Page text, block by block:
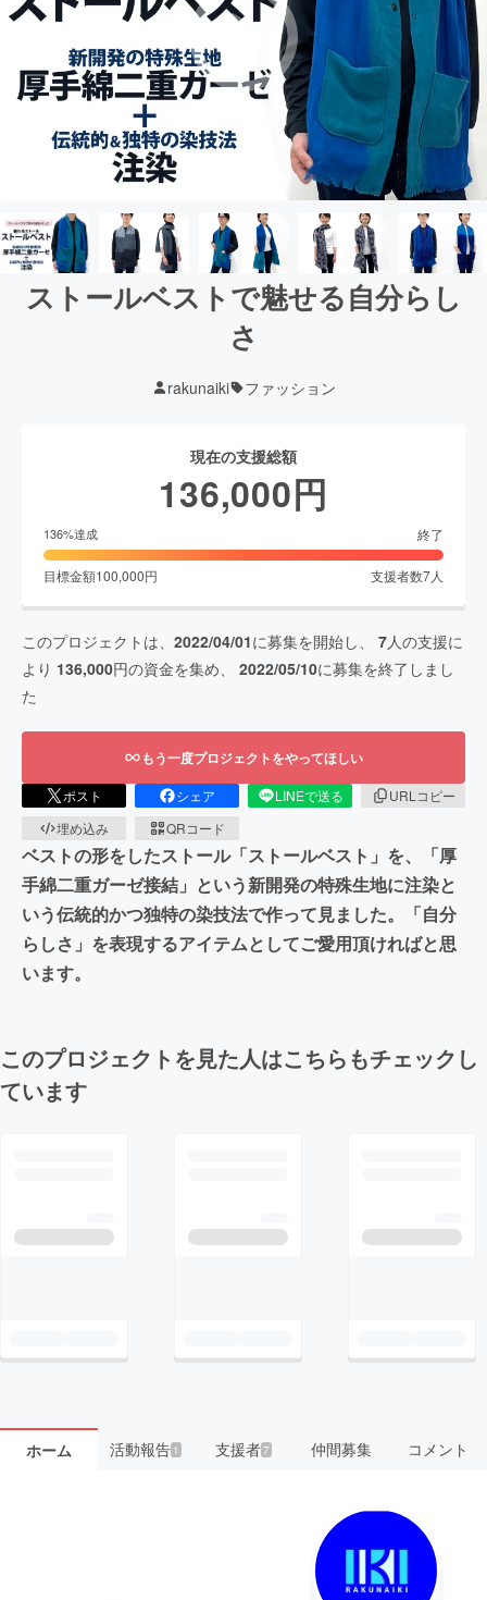
ストールベストで魅せる自分らし
さ
rakunaiki ファッション
現在の支援総額
136,000円
136%達成 終了
目標金額100,000円 支援者数7人
このプロジェクトは、 2022/04/01に募集を開始し、 7人の支援に
より 136,000円の資金を集め、 2022/05/10に募集を終了しまし
た
もう一度プロジェクトをやってほしい
ポスト シェア LINEで送る
URLコピー
埋め込み
QRコード
ベストの形をしたストール「ストールベスト」を、「厚
手綿二重ガーゼ接結」という新開発の特殊生地に注染と
いう伝統的かつ独特の染技法で作って見ました。「自分
らしさ」を表現するアイテムとしてご愛用頂ければと思
います。
このプロジェクトを見た人はこちらもチェックし
ています
ホーム 活動報告1 支援者7 仲間募集 コメント